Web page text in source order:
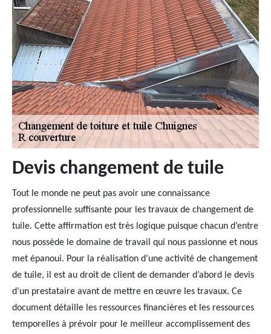
Devis changement de tuile
Tout le monde ne peut pas avoir une connaissance
professionnelle suffisante pour les travaux de changement de
tuile. Cette affirmation est très logique puisque chacun d’entre
nous possède le domaine de travail qui nous passionne et nous
met épanoui. Pour la réalisation d’une activité de changement
de tuile, il est au droit de client de demander d’abord le devis
d’un prestataire avant de mettre en œuvre les travaux. Ce
document détaille les ressources financières et les ressources
temporelles à prévoir pour le meilleur accomplissement des